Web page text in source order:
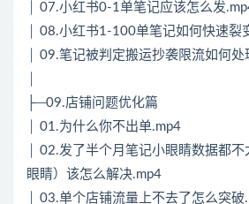
│ 07.小红书0-1单笔记应该怎么发
│ 08.小红书1-100单笔记如何快速裂
│ 09.笔记被判定搬运抄袭限流如何处
├─09.店铺问题优化篇
│ 01.为什么你不出单.mp4
│ 02.发了半个月笔记小眼睛数据都
眼睛）该怎么解决.mp4
│ 03.单个店铺流量上不去了怎么突破